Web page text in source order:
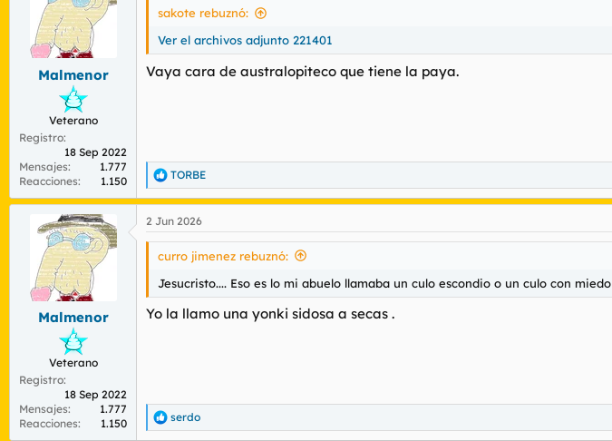
m
e
i
n
i
c
Malmenor
Veterano
Registro
18 Sep 2022
Mensajes
1.777
Reacciones
1.150
sakote rebuznó:
Ver el archivos adjunto 221401
Vaya cara de australopiteco que tiene la paya.
R
e
a
c
c
e
s
TORBE
Malmenor
Veterano
Registro
18 Sep 2022
Mensajes
1.777
Reacciones
1.150
2 Jun 2026
curro jimenez rebuznó:
Jesucristo.... Eso es lo mi abuelo llamaba un culo escondio o un culo con miedo
Yo la llamo una yonki sidosa a secas .
R
e
serdo